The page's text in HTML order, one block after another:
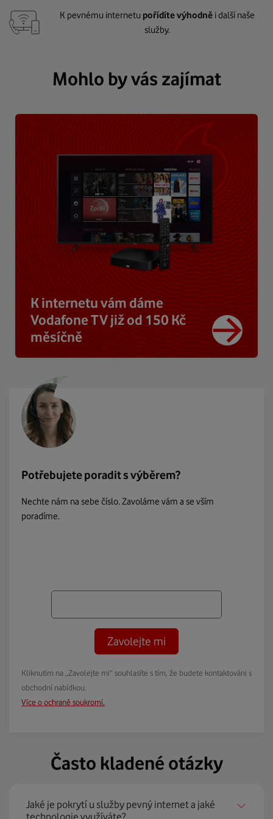
K pevnému internetu pořídíte výhodně i další naše
služby.
Mohlo by vás zajímat
K internetu vám dáme
Vodafone TV již od 150 Kč
měsíčně
Potřebujete poradit s výběrem?
Nechte nám na sebe číslo. Zavoláme vám a se vším
poradíme.
Zavolejte mi
Kliknutím na „Zavolejte mi“ souhlasíte s tím, že budete kontaktováni s
obchodní nabídkou.
Více o ochraně soukromí.
Často kladené otázky
Jaké je pokrytí u služby pevný internet a jaké
technologie využíváte?